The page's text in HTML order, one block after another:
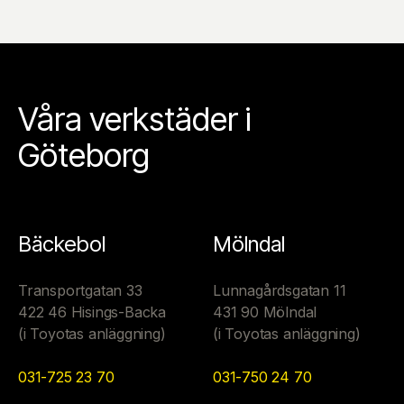
Våra verkstäder i
Göteborg
Bäckebol
Transportgatan 33
422 46 Hisings-Backa
(i Toyotas anläggning)
031-725 23 70
Mölndal
Lunnagårdsgatan 11
431 90 Mölndal
(i Toyotas anläggning)
031-750 24 70